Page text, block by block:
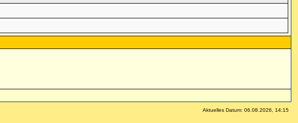
Aktuelles Datum: 06.08.2026, 14:15